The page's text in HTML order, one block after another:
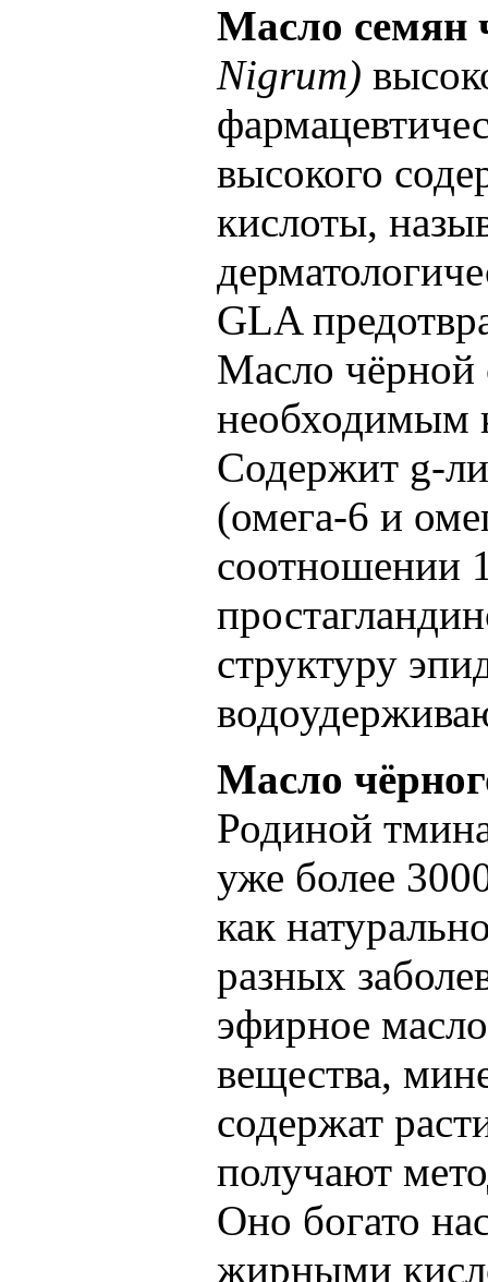
Масло семян
Nigrum)
высокого
кислоты,
GLA
Масло чёрной
необходимым
Содержит g-
(омега-6 и
соотношении
структуру
Масло
Родиной
уже более
как
разных
эфирное
вещества,
содержат
получают
Оно богато
жирными